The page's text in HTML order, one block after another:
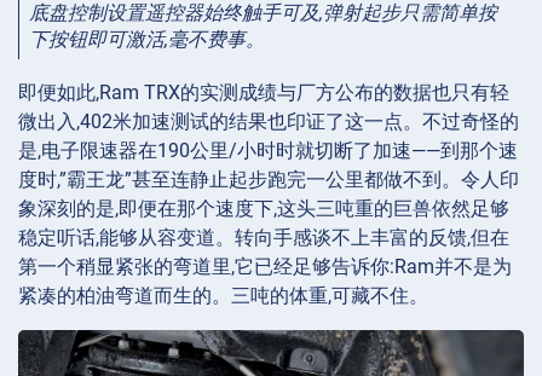
底盘控制设置遥控器始终触手可及,弹射起步只需简单按
下按钮即可激活,毫不费事。
即便如此,Ram TRX的实测成绩与厂方公布的数据也只有轻
微出入,402米加速测试的结果也印证了这一点。不过奇怪的
是,电子限速器在190公里/小时时就切断了加速——到那个速
度时,”霸王龙”甚至连静止起步跑完一公里都做不到。令人印
象深刻的是,即便在那个速度下,这头三吨重的巨兽依然足够
稳定听话,能够从容变道。转向手感谈不上丰富的反馈,但在
第一个稍显紧张的弯道里,它已经足够告诉你:Ram并不是为
紧凑的柏油弯道而生的。三吨的体重,可藏不住。